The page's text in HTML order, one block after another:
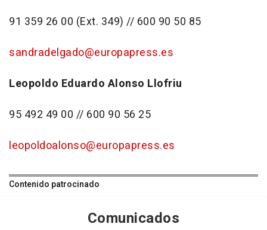
91 359 26 00 (Ext. 349) // 600 90 50 85
sandradelgado@europapress.es
Leopoldo Eduardo Alonso Llofriu
95 492 49 00 // 600 90 56 25
leopoldoalonso@europapress.es
Contenido patrocinado
Comunicados